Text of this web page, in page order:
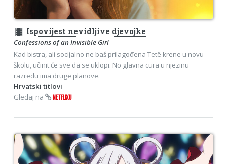
theaters Ispovijest nevidljive djevojke
Confessions of an Invisible Girl
Kad bistra, ali socijalno ne baš prilagođena Tetê krene u novu
školu, učinit će sve da se uklopi. No glavna cura u njezinu
razredu ima druge planove.
Hrvatski titlovi
Gledaj na
NETFLIXU